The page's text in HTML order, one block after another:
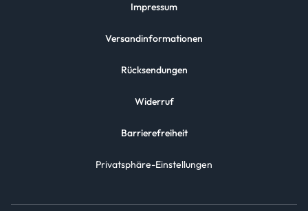
Impressum
Versandinformationen
Rücksendungen
Widerruf
Barrierefreiheit
Privatsphäre-Einstellungen